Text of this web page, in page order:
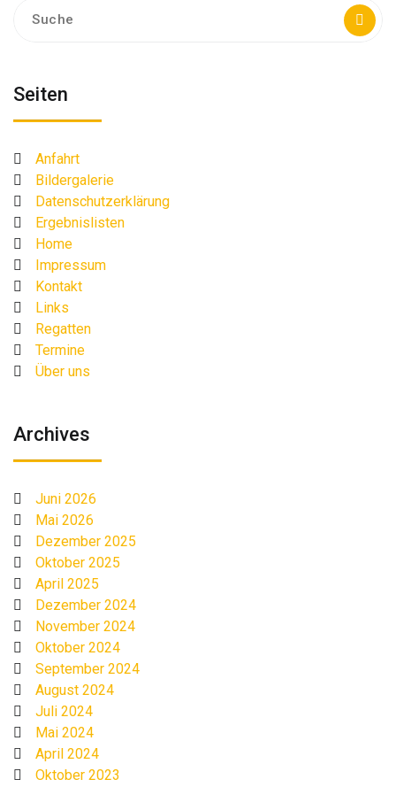
nach:
Seiten
Anfahrt
Bildergalerie
Datenschutzerklärung
Ergebnislisten
Home
Impressum
Kontakt
Links
Regatten
Termine
Über uns
Archives
Juni 2026
Mai 2026
Dezember 2025
Oktober 2025
April 2025
Dezember 2024
November 2024
Oktober 2024
September 2024
August 2024
Juli 2024
Mai 2024
April 2024
Oktober 2023